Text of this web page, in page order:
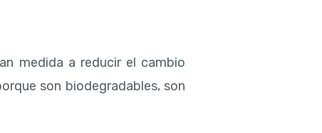
medida a reducir el cambio
son biodegradables, son